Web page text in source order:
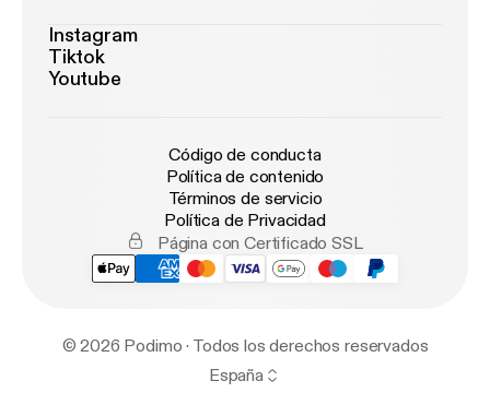
Instagram
Tiktok
Youtube
Código de conducta
Política de contenido
Términos de servicio
Política de Privacidad
Página con Certificado SSL
© 2026 Podimo · Todos los derechos reservados
España